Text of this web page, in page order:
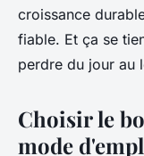
croissance
fiable. Et ça se
perdre du jour au
Choisir le
mode